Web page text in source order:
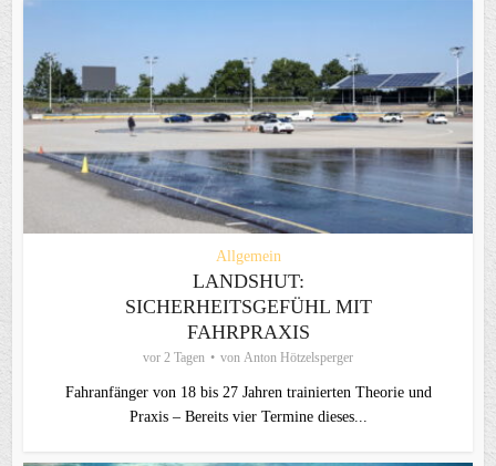
Allgemein
LANDSHUT:
SICHERHEITSGEFÜHL MIT
FAHRPRAXIS
vor 2 Tagen von Anton Hötzelsperger
Fahranfänger von 18 bis 27 Jahren trainierten Theorie und
Praxis – Bereits vier Termine dieses...